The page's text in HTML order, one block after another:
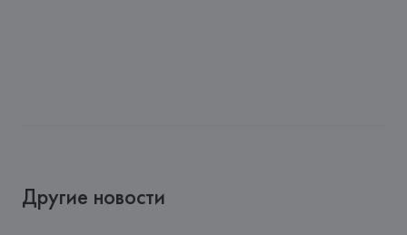
Другие новости